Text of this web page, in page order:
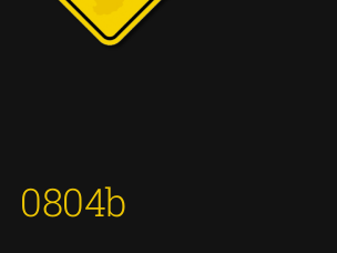
0804b